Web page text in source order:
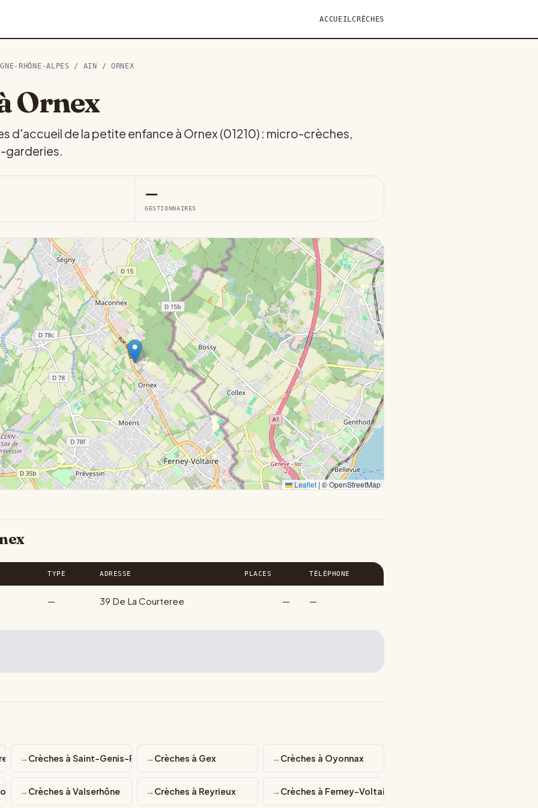
ACCUEILCRÈCHES
RHÔNE-ALPES / AIN / ORNEX
Ornex
d'accueil de la petite enfance à Ornex (01210) : micro-crèches,
garderies.
—
GESTIONNAIRES
Leaflet | © OpenStreetMap
TYPE ADRESSE PLACES TÉLÉPHONE
— 39 De La Courteree — —
Crèches à Saint-Genis-PouillyCrèches à Gex Crèches à Oyonnax
Crèches à Valserhône Crèches à Reyrieux Crèches à Ferney-Voltaire